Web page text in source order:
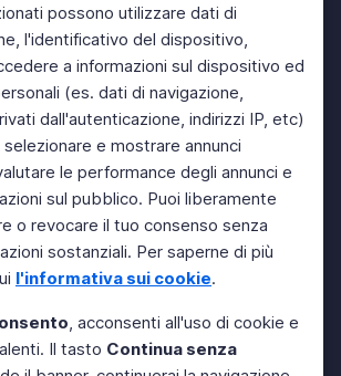
possono utilizzare dati di
l'identificativo del dispositivo,
a informazioni sul dispositivo ed
(es. dati di navigazione,
dall'autenticazione, indirizzi IP, etc)
e mostrare annunci
le performance degli annunci e
sul pubblico. Puoi liberamente
o revocare il tuo consenso senza
sostanziali. Per saperne di più
l'informativa sui cookie.
, acconsenti all'uso di cookie e
Il tasto Continua senza